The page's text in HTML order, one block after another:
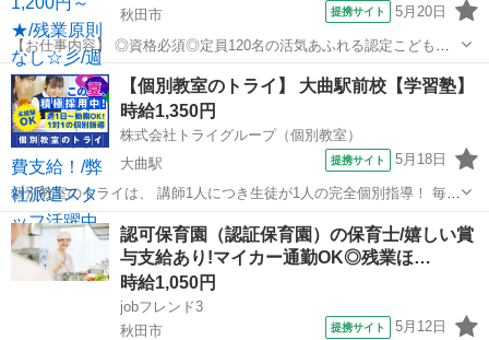
秋田市
提携サイト 5月20日
【お仕事内容】 ◎資格必須◎定員120名の活気あふれる認定こども園
◎ 子どもたちの笑顔に囲まれながら、 楽しくお仕事ができる環境です
☆彡 弊社派遣スタッフも活躍中の職場です！ お仕事内容は、 ● 各ク
ラスでの活動補助や見守...
秋田 秋田市 保育士
【個別教室のトライ】 大曲駅前校【学習塾】
時給1,350円
株式会社トライグループ（個別教室）
大曲駅
提携サイト 5月18日
個別教室のトライは、 講師1人につき生徒が1人の完全個別指導！ 毎回
同じ生徒を担当するので教えやすさ抜群♪ あなたの得意な科目だけを
指導担当することもできます。 生徒の【やる気UP】・【成績UP】に
向けて 学習指導を行っ...
秋田 大仙市 大曲駅 塾講師
認可保育園（認証保育園）の保育士/嬉しい賞
与支給あり!マイカー通勤OK◎残業ほ…
時給1,050円
jobフレンド3
秋田市
提携サイト 5月12日